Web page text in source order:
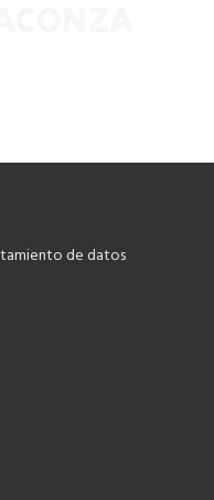
de datos